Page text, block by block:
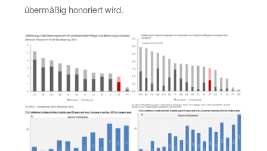
über­mä­ßig ho­no­riert wird.